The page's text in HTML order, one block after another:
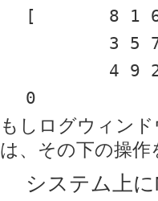
[	8 1
3 5
4 9
0
もしログウィン
は、その下の操
システム上